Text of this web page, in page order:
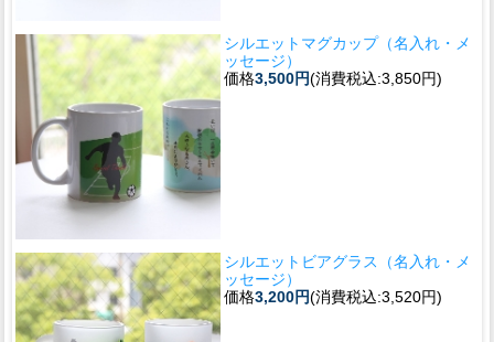
シルエットマグカップ（名入れ・メ
ッセージ）
価格3,500円(消費税込:3,850円)
シルエットビアグラス（名入れ・メ
ッセージ）
価格3,200円(消費税込:3,520円)